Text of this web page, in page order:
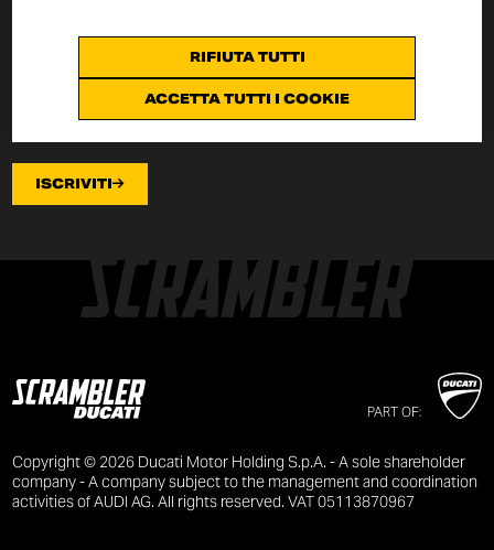
ISCRIVITI
PART OF:
Copyright © 2026 Ducati Motor Holding S.p.A. - A sole shareholder
company - A company subject to the management and coordination
activities of AUDI AG. All rights reserved. VAT 05113870967
RIFIUTA TUTTI
ACCETTA TUTTI I COOKIE